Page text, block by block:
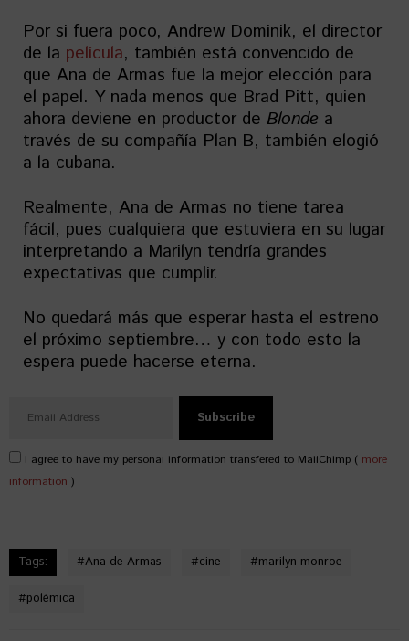
Por si fuera poco, Andrew Dominik, el director
de la película, también está convencido de
que Ana de Armas fue la mejor elección para
el papel. Y nada menos que Brad Pitt, quien
ahora deviene en productor de Blonde a
través de su compañía Plan B, también elogió
a la cubana.
Realmente, Ana de Armas no tiene tarea
fácil, pues cualquiera que estuviera en su lugar
interpretando a Marilyn tendría grandes
expectativas que cumplir.
No quedará más que esperar hasta el estreno
el próximo septiembre… y con todo esto la
espera puede hacerse eterna.
I agree to have my personal information transfered to MailChimp ( more
information )
Tags: #Ana de Armas #cine #marilyn monroe
#polémica